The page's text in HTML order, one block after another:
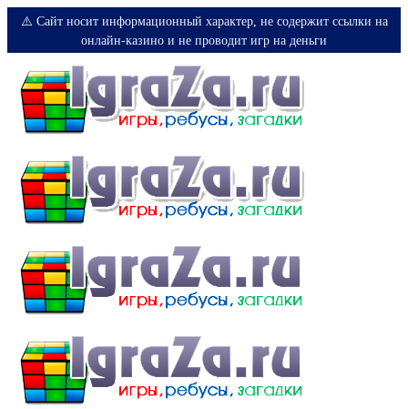
⚠️ Сайт носит информационный характер, не содержит ссылки на
онлайн-казино и не проводит игр на деньги